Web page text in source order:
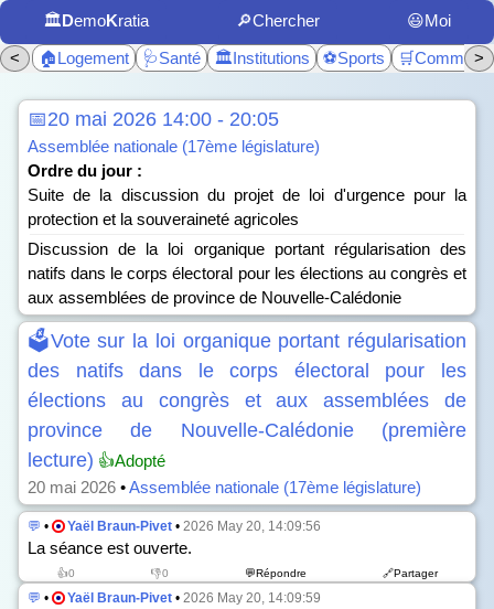
🏛️DemoKratia 🔎Chercher
😃Moi
<
🏠Logement 🩺Santé 🏛️Institutions ⚽Sports >
📅20 mai 2026 14:00 - 20:05
Assemblée nationale (17ème législature)
Ordre du jour :
Suite de la discussion du projet de loi d'urgence pour la
protection et la souveraineté agricoles
Discussion de la loi organique portant régularisation des
natifs dans le corps électoral pour les élections au congrès et
aux assemblées de province de Nouvelle-Calédonie
🗳️Vote sur la loi organique portant régularisation
des natifs dans le corps électoral pour les
élections au congrès et aux assemblées de
province de Nouvelle-Calédonie (première
lecture) 👍Adopté
20 mai 2026 •Assemblée nationale (17ème législature)
💬 • Yaël Braun-Pivet • 2026 May 20, 14:09:56
La séance est ouverte.
👍0 👎0 💬Répondre 🔗Partager
💬 • Yaël Braun-Pivet • 2026 May 20, 14:09:59